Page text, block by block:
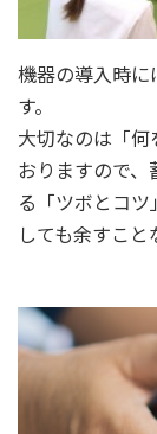
機器の導入時
す。
大切なのは「
おりますので
る「ツボとコ
しても余すこと